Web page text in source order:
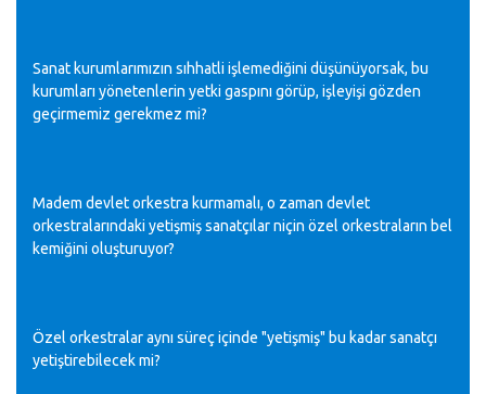
Sanat kurumlarımızın sıhhatli işlemediğini düşünüyorsak, bu
kurumları yönetenlerin yetki gaspını görüp, işleyişi gözden
geçirmemiz gerekmez mi?
Madem devlet orkestra kurmamalı, o zaman devlet
orkestralarındaki yetişmiş sanatçılar niçin özel orkestraların bel
kemiğini oluşturuyor?
Özel orkestralar aynı süreç içinde "yetişmiş" bu kadar sanatçı
yetiştirebilecek mi?